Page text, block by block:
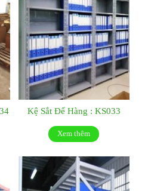
Kệ Sắt Để Hàng : KS033
Xem thêm